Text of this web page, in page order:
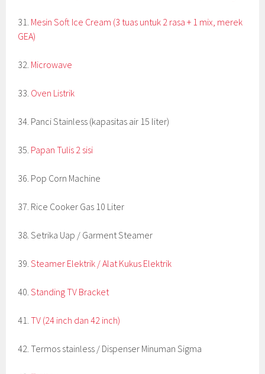
31. Mesin Soft Ice Cream (3 tuas untuk 2 rasa + 1 mix, merek
GEA)
32. Microwave
33. Oven Listrik
34. Panci Stainless (kapasitas air 15 liter)
35. Papan Tulis 2 sisi
36. Pop Corn Machine
37. Rice Cooker Gas 10 Liter
38. Setrika Uap / Garment Steamer
39.Steamer Elektrik / Alat Kukus Elektrik
40.Standing TV Bracket
41.TV (24 inch dan 42 inch)
42. Termos stainless / Dispenser Minuman Sigma